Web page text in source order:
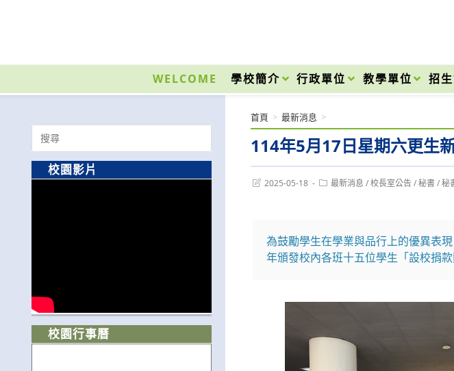
內
WELCOME 學校簡介 行政單位 教學單位 招
114年5月17日星期六更生
首頁 > 最新消息 >
Post2025-05-18
Post最新消息 / 校長室公告 / 秘書 / 秘
為鼓勵學生在學業與品行上的優異表
年頒發校內各班十五位學生「設校捐
Search
for:
校園影片
校園行事曆